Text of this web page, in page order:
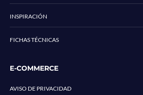
INSPIRACIÓN
FICHAS TÉCNICAS
E-COMMERCE
AVISO DE PRIVACIDAD